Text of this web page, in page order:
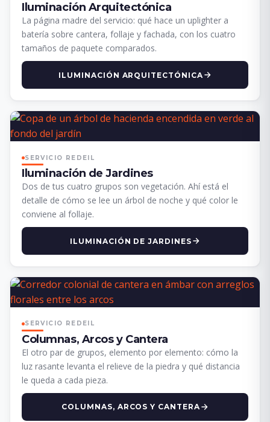
Iluminación Arquitectónica
La página madre del servicio: qué hace un uplighter a
batería sobre cantera, follaje y fachada, con los cuatro
tamaños de paquete comparados.
ILUMINACIÓN ARQUITECTÓNICA
SERVICIO REDEIL
Iluminación de Jardines
Dos de tus cuatro grupos son vegetación. Ahí está el
detalle de cómo se lee un árbol de noche y qué color le
conviene al follaje.
ILUMINACIÓN DE JARDINES
SERVICIO REDEIL
Columnas, Arcos y Cantera
El otro par de grupos, elemento por elemento: cómo la
luz rasante levanta el relieve de la piedra y qué distancia
le queda a cada pieza.
COLUMNAS, ARCOS Y CANTERA